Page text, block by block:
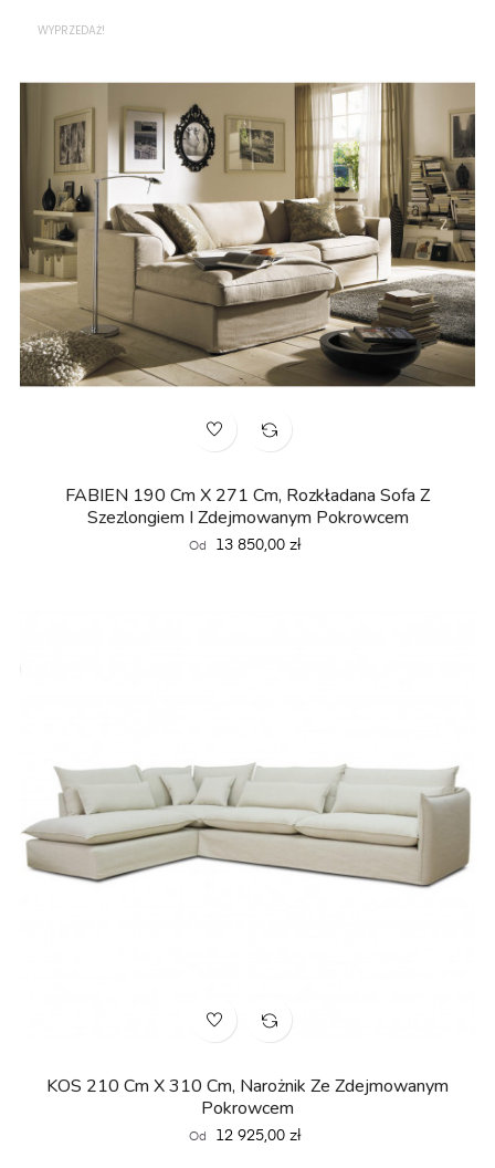
WYPRZEDAŻ!
FABIEN 190 Cm X 271 Cm, Rozkładana Sofa Z
Szezlongiem I Zdejmowanym Pokrowcem
Od Cena
13 850,00 zł
KOS 210 Cm X 310 Cm, Narożnik Ze Zdejmowanym
Pokrowcem
Od Cena
12 925,00 zł